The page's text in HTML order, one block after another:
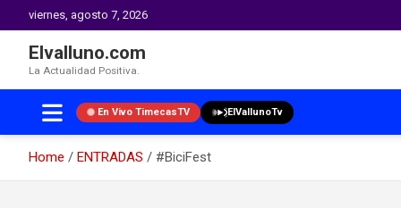
viernes, agosto 7, 2026
Elvalluno.com
La Actualidad Positiva.
En Vivo TimecasTV ElVallunoTv
Home ENTRADAS
#BiciFest